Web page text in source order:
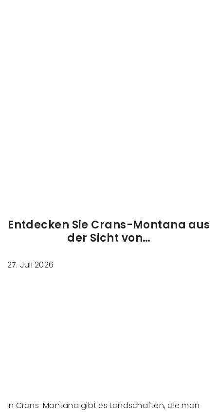
Entdecken Sie Crans-Montana aus
der Sicht von…
27. Juli 2026
In Crans-Montana gibt es Landschaften, die man